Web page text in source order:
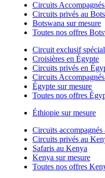
Circuits
Circuits privés au
Botswana sur mesure
Toutes nos offres
Circuit exclusif
Croisières en Égypte
Circuits privés en
Circuits
Égypte sur mesure
Toutes nos offres
Éthiopie sur mesure
Circuits accompagnés
Circuits privés au
Safaris au Kenya
Kenya sur mesure
Toutes nos offres